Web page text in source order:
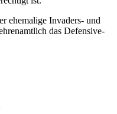
ehemalige Invaders- und
das Defensive-